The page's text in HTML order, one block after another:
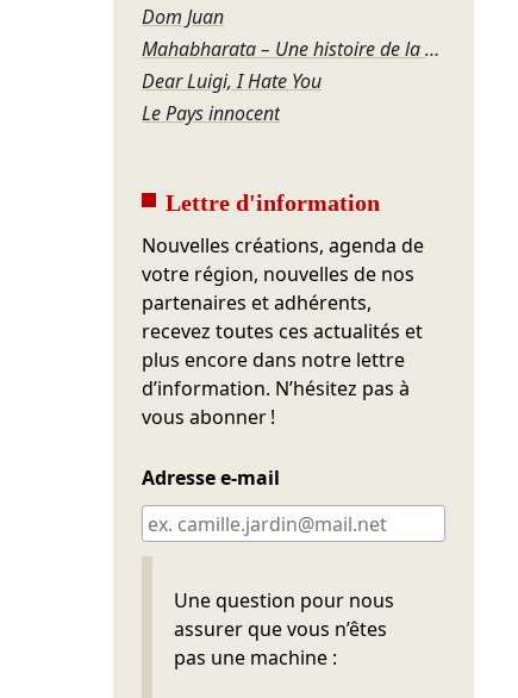
Dom Juan
Mahabharata – Une histoire de la violence
Dear Luigi, I Hate You
Le Pays innocent
Lettre d'information
Nouvelles créations, agenda de
votre région, nouvelles de nos
partenaires et adhérents,
recevez toutes ces actualités et
plus encore dans notre lettre
d’information. N’hésitez pas à
vous abonner !
Adresse e-mail
Une question pour nous
assurer que vous n’êtes
pas une machine :
Ne pas remplir